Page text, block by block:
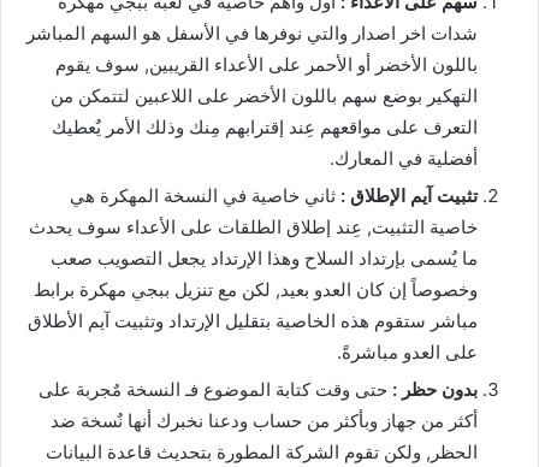
شدات اخر اصدار والتي نوفرها في الأسفل هو السهم المباشر
باللون الأخضر أو الأحمر على الأعداء القريبين, سوف يقوم
التهكير بوضع سهم باللون الأخضر على اللاعبين لتتمكن من
التعرف على مواقعهم عِند إقترابهم مِنك وذلك الأمر يٌعطيك
أفضلية في المعارك.
تثبيت آيم الإطلاق : ثاني خاصية في النسخة المهكرة هي
خاصية التثبيت, عِند إطلاق الطلقات على الأعداء سوف يحدث
ما يٌسمى بإرتداد السلاح وهذا الإرتداد يجعل التصويب صعب
وخصوصاً إن كان العدو بعيد, لكن مع تنزيل ببجي مهكرة برابط
مباشر ستقوم هذه الخاصية بتقليل الإرتداد وتثبيت آيم الأطلاق
على العدو مباشرةً.
بدون حظر : حتى وقت كتابة الموضوع فـ النسخة مٌجربة على
أكثر من جهاز وبأكثر من حساب ودعنا نخبرك أنها نٌسخة ضد
الحظر, ولكن تقوم الشركة المطورة بتحديث قاعدة البيانات